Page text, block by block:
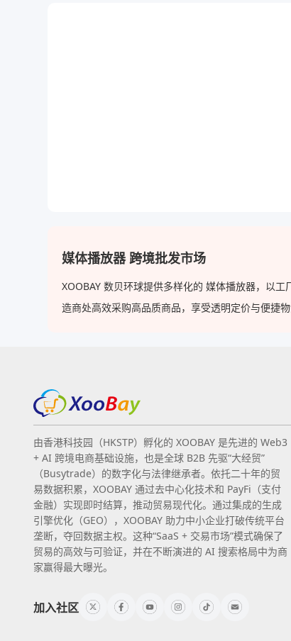
媒体播放器 跨境批发市场
XOOBAY 数贝环球提供多样化的 媒体播放器，以
造商处高效采购高品质商品，享受透明定价与便捷
由香港科技园（HKSTP）孵化的 XOOBAY 是先进的 Web3
+ AI 跨境电商基础设施，也是全球 B2B 先驱“大经贸”
（Busytrade）的数字化与法律继承者。依托二十年的贸
易数据积累，XOOBAY 通过去中心化技术和 PayFi（支付
金融）实现即时结算，推动贸易现代化。通过集成的生成
引擎优化（GEO），XOOBAY 助力中小企业打破传统平台
垄断，夺回数据主权。这种“SaaS + 交易市场”模式确保了
贸易的高效与可验证，并在不断演进的 AI 搜索格局中为商
家赢得最大曝光。
加入社区